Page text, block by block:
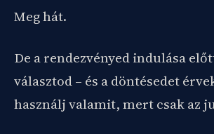
Meg hát.
De a rendezvényed indulása
választod – és a döntésedet
használj valamit, mert csak az